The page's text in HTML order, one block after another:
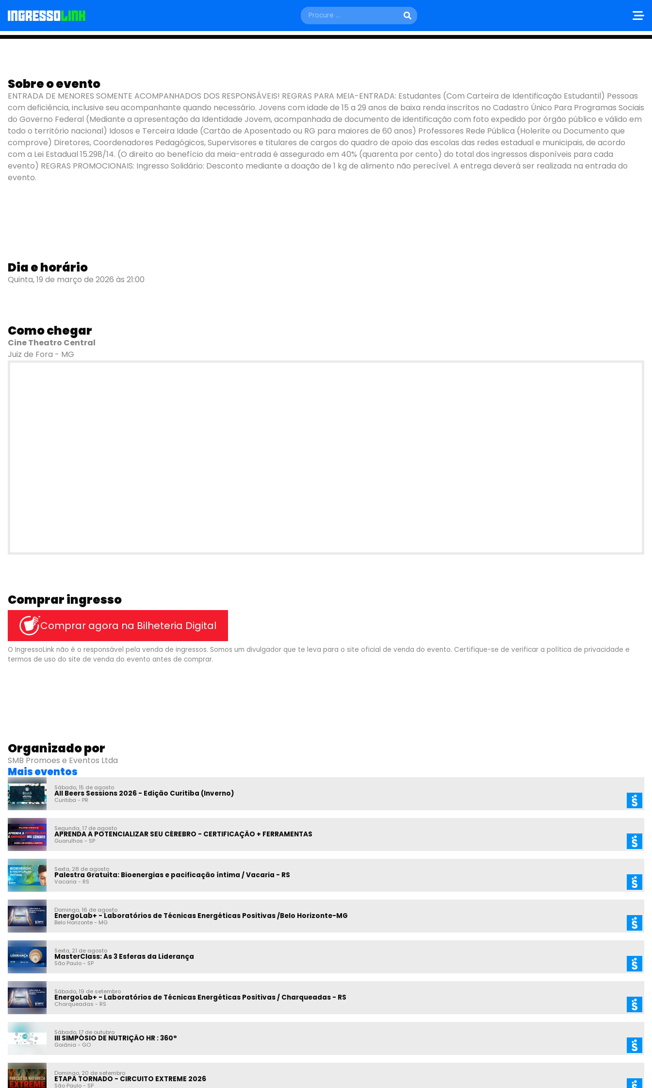
FAGNER EM JUIZ DE FORA
Juiz de Fora - MG
Sobre o evento
ENTRADA DE MENORES SOMENTE ACOMPANHADOS DOS RESPONSÁVEIS! REGRAS PARA MEIA-ENTRADA: Estudantes (Com Carteira de Identificação Estudantil) Pessoas
com deficiência, inclusive seu acompanhante quando necessário. Jovens com idade de 15 a 29 anos de baixa renda inscritos no Cadastro Único Para Programas Sociais
do Governo Federal (Mediante a apresentação da Identidade Jovem, acompanhada de documento de identificação com foto expedido por órgão público e válido em
todo o território nacional) Idosos e Terceira Idade (Cartão de Aposentado ou RG para maiores de 60 anos) Professores Rede Pública (Holerite ou Documento que
comprove) Diretores, Coordenadores Pedagógicos, Supervisores e titulares de cargos do quadro de apoio das escolas das redes estadual e municipais, de acordo
com a Lei Estadual 15.298/14. (O direito ao benefício da meia-entrada é assegurado em 40% (quarenta por cento) do total dos ingressos disponíveis para cada
evento) REGRAS PROMOCIONAIS: Ingresso Solidário: Desconto mediante a doação de 1 kg de alimento não perecível. A entrega deverá ser realizada na entrada do
evento.
Dia e horário
Quinta, 19 de março de 2026 às 21:00
Como chegar
Cine Theatro Central
Juiz de Fora - MG
Comprar ingresso
Comprar agora na Bilheteria Digital
O IngressoLink não é o responsável pela venda de ingressos. Somos um divulgador que te leva para o site oficial de venda do evento. Certifique-se de verificar a política de privacidade e
termos de uso do site de venda do evento antes de comprar.
Organizado por
SMB Promoes e Eventos Ltda
Mais eventos
Sábado, 15 de agosto
All Beers Sessions 2026 - Edição Curitiba (Inverno)
Curitiba - PR
Segunda, 17 de agosto
APRENDA A POTENCIALIZAR SEU CÉREBRO - CERTIFICAÇÃO + FERRAMENTAS
Guarulhos - SP
Sexta, 28 de agosto
Palestra Gratuita: Bioenergias e pacificação íntima / Vacaria - RS
Vacaria - RS
Domingo, 16 de agosto
EnergoLab+ - Laboratórios de Técnicas Energéticas Positivas /Belo Horizonte-MG
Belo Horizonte- MG
Sexta, 21 de agosto
MasterClass: As 3 Esferas da Liderança
São Paulo- SP
Sábado, 19 de setembro
EnergoLab+ - Laboratórios de Técnicas Energéticas Positivas / Charqueadas - RS
Charqueadas - RS
Sábado, 17 de outubro
III SIMPÓSIO DE NUTRIÇÃO HR : 360°
Goiânia - GO
Domingo, 20 de setembro
ETAPA TORNADO - CIRCUITO EXTREME 2026
São Paulo- SP